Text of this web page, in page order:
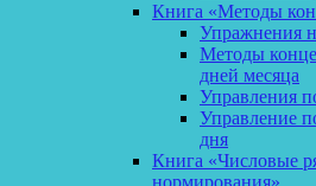
Книга «Методы
Упражнения
Методы
дней месяца
Управления
Управление
дня
Книга «Числовые